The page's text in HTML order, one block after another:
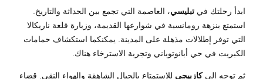
ابدأ رحلتك في تبليسي، العاصمة التي تجمع بين الحداثة والتاريخ.
استمتع بنزهة رومانسية في شوارعها القديمة، وزيارة قلعة ناريكالا
التي توفر إطلالات مذهلة على المدينة. يمكنكما استكشاف حمامات
الكبريت في حي أبانوتوباني وتجربة الاسترخاء هناك.
ثم توجه إلىكازبيجي للاستمتاع بالجبال الشاهقة والهواء النقي. قضاء